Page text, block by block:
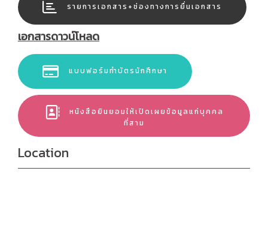
รายการเอกสาร+ช่องทางการยื่นเอกสาร
เอกสารดาวน์โหลด
แบบฟอร์มทำบัตรนักศึกษา
หนังสือยินยอมให้เปิดเผยข้อมูลแก่บุคคล
ที่สาม
Location